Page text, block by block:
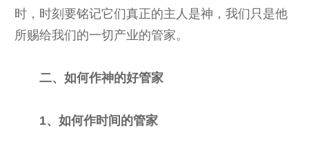
时，时刻要铭记它们真正的主人是神，我们只是他
所赐给我们的一切产业的管家。
二、如何作神的好管家
1、如何作时间的管家